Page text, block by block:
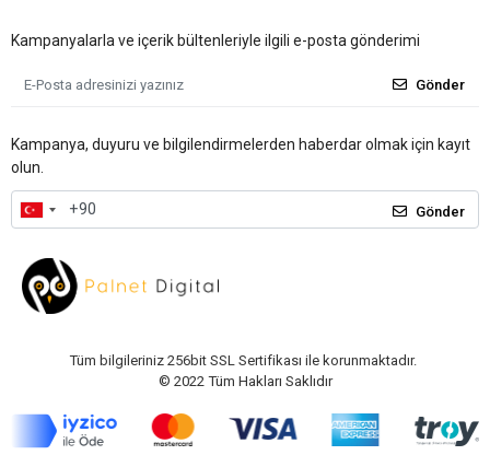
Kampanyalarla ve içerik bültenleriyle ilgili e-posta gönderimi
Gönder
Kampanya, duyuru ve bilgilendirmelerden haberdar olmak için kayıt
olun.
Gönder
Tüm bilgileriniz 256bit SSL Sertifikası ile korunmaktadır.
© 2022 Tüm Hakları Saklıdır